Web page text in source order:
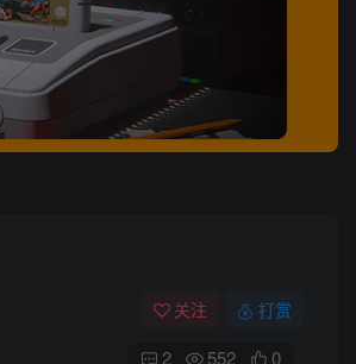
关注 打赏
2 552 0